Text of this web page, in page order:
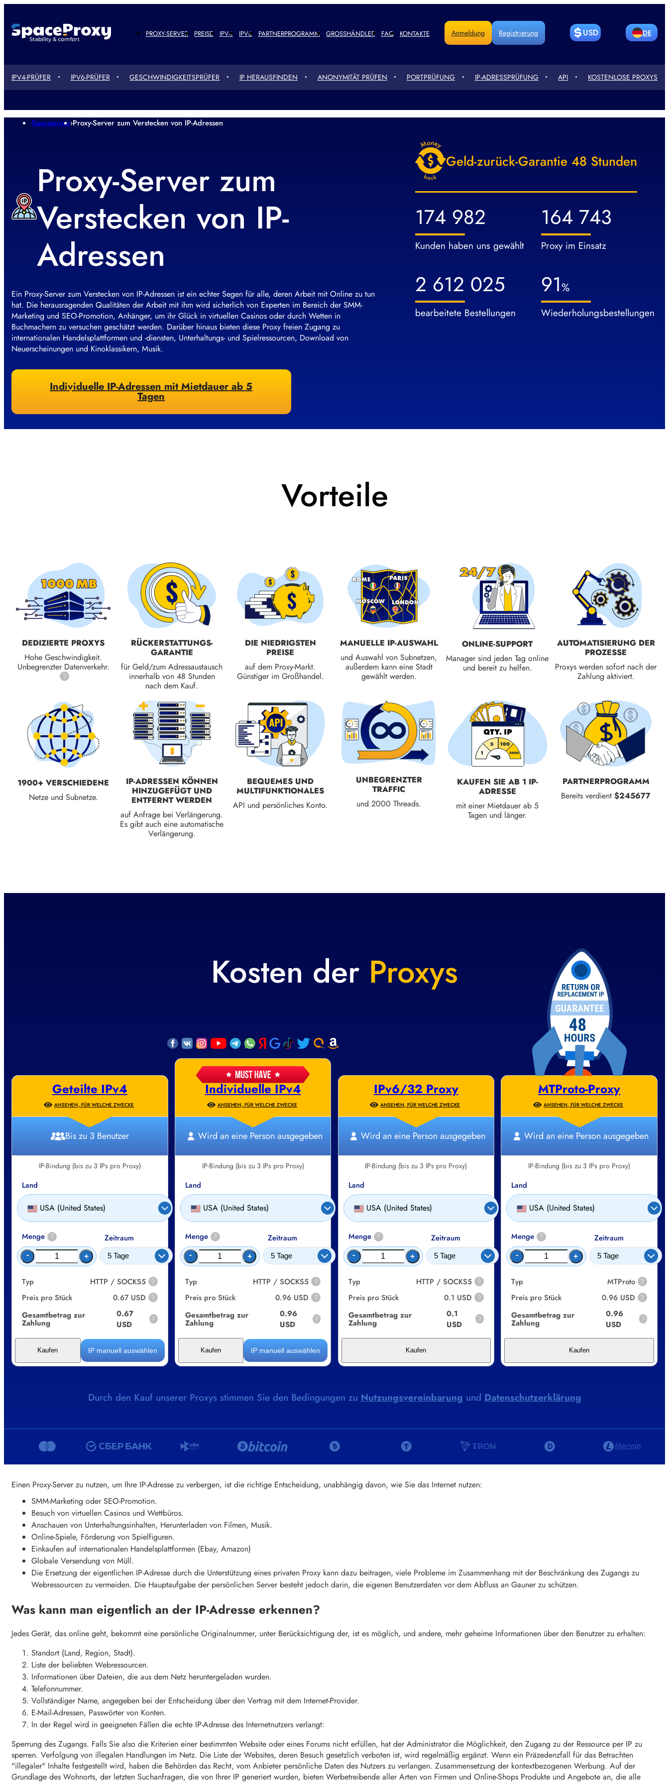
PROXY-SERVER PREISE IPV4 IPV6 PARTNERPROGRAMM GROSSHÄNDLER FAQ KONTAKTE Anmeldung Registrierung USD
ГРИВНЯ ТЕҢГЕСІ
人民币
POUND
STERLING
DE
PT UA
KZ NL
IPV4-PRÜFER IPV6-PRÜFER GESCHWINDIGKEITSPRÜFER IP HERAUSFINDEN ANONYMITÄT PRÜFEN PORTPRÜFUNG IP-ADRESSPRÜFUNG API KOSTENLOSE PROXYS
Spaceproxy›Proxy-Server zum Verstecken von IP-Adressen
Proxy-Server zum
Verstecken von IP-
Adressen
Ein Proxy-Server zum Verstecken von IP-Adressen ist ein echter Segen für alle, deren Arbeit mit Online zu tun
hat. Die herausragenden Qualitäten der Arbeit mit ihm wird sicherlich von Experten im Bereich der SMM-
Marketing und SEO-Promotion, Anhänger, um ihr Glück in virtuellen Casinos oder durch Wetten in
Buchmachern zu versuchen geschätzt werden. Darüber hinaus bieten diese Proxy freien Zugang zu
internationalen Handelsplattformen und -diensten, Unterhaltungs- und Spielressourcen, Download von
Neuerscheinungen und Kinoklassikern, Musik.
Individuelle IP-Adressen mit Mietdauer ab 5
Tagen
Geld-zurück-Garantie 48 Stunden
Kunden haben uns gewählt
174 982
Proxy im Einsatz
164 743
bearbeitete Bestellungen
2 612 025
Wiederholungsbestellungen
91%
Vorteile
DEDIZIERTE PROXYS
Hohe Geschwindigkeit.
Unbegrenzter Datenverkehr.
?
RÜCKERSTATTUNGS­
GARANTIE
für Geld/zum Adressaustausch
innerhalb von 48 Stunden
nach dem Kauf.
DIE NIEDRIGSTEN
PREISE
auf dem Proxy-Markt.
Günstiger im Großhandel.
MANUELLE IP-AUSWAHL
und Auswahl von Subnetzen,
außerdem kann eine Stadt
gewählt werden.
ONLINE-SUPPORT
Manager sind jeden Tag online
und bereit zu helfen.
AUTOMATISIERUNG DER
PROZESSE
Proxys werden sofort nach der
Zahlung aktiviert.
1900+ VERSCHIEDENE
Netze und Subnetze.
IP-ADRESSEN KÖNNEN
HINZUGEFÜGT UND
ENTFERNT WERDEN
auf Anfrage bei Verlängerung.
Es gibt auch eine automatische
Verlängerung.
BEQUEMES UND
MULTIFUNKTIONALES
API und persönliches Konto.
UNBEGRENZTER
TRAFFIC
und 2000 Threads.
KAUFEN SIE AB 1 IP-
ADRESSE
mit einer Mietdauer ab 5
Tagen und länger.
PARTNERPROGRAMM
Bereits verdient $245677
Kosten der Proxys
Individuelle IPv4
ANSEHEN, FÜR WELCHE ZWECKE
Wird an eine Person ausgegeben
IP-Bindung (bis zu 3 IPs pro Proxy)
Land
USA (United States)
Menge ?
- +
Zeitraum
Typ HTTP / SOCKS5 ?
Preis pro Stück 0.96 USD ?
Gesamtbetrag zur
Zahlung
0.96
USD
?
IP manuell auswählen
Kaufen
Geteilte IPv4
ANSEHEN, FÜR WELCHE ZWECKE
Bis zu 3 Benutzer
IP-Bindung (bis zu 3 IPs pro Proxy)
Land
USA (United States)
Menge ?
- +
Zeitraum
Typ HTTP / SOCKS5 ?
Preis pro Stück 0.67 USD ?
Gesamtbetrag zur
Zahlung
0.67
USD
?
IP manuell auswählen
Kaufen
IPv6/32 Proxy
ANSEHEN, FÜR WELCHE ZWECKE
Wird an eine Person ausgegeben
IP-Bindung (bis zu 3 IPs pro Proxy)
Land
USA (United States)
Menge ?
- +
Zeitraum
Typ HTTP / SOCKS5 ?
Preis pro Stück 0.1 USD ?
Gesamtbetrag zur
Zahlung
0.1
USD
?
Kaufen
MTProto-Proxy
ANSEHEN, FÜR WELCHE ZWECKE
Wird an eine Person ausgegeben
IP-Bindung (bis zu 3 IPs pro Proxy)
Land
USA (United States)
Menge ?
- +
Zeitraum
Typ MTProto ?
Preis pro Stück 0.96 USD ?
Gesamtbetrag zur
Zahlung
0.96
USD
?
Kaufen
Durch den Kauf unserer Proxys stimmen Sie den Bedingungen zu Nutzungsvereinbarung und Datenschutzerklärung
Einen Proxy-Server zu nutzen, um Ihre IP-Adresse zu verbergen, ist die richtige Entscheidung, unabhängig davon, wie Sie das Internet nutzen:
SMM-Marketing oder SEO-Promotion.
Besuch von virtuellen Casinos und Wettbüros.
Anschauen von Unterhaltungsinhalten, Herunterladen von Filmen, Musik.
Online-Spiele, Förderung von Spielfiguren.
Einkaufen auf internationalen Handelsplattformen (Ebay, Amazon)
Globale Versendung von Müll.
Die Ersetzung der eigentlichen IP-Adresse durch die Unterstützung eines privaten Proxy kann dazu beitragen, viele Probleme im Zusammenhang mit der Beschränkung des Zugangs zu
Webressourcen zu vermeiden. Die Hauptaufgabe der persönlichen Server besteht jedoch darin, die eigenen Benutzerdaten vor dem Abfluss an Gauner zu schützen.
Was kann man eigentlich an der IP-Adresse erkennen?
Jedes Gerät, das online geht, bekommt eine persönliche Originalnummer, unter Berücksichtigung der, ist es möglich, und andere, mehr geheime Informationen über den Benutzer zu erhalten:
Standort (Land, Region, Stadt).
Liste der beliebten Webressourcen.
Informationen über Dateien, die aus dem Netz heruntergeladen wurden.
Telefonnummer.
Vollständiger Name, angegeben bei der Entscheidung über den Vertrag mit dem Internet-Provider.
E-Mail-Adressen, Passwörter von Konten.
In der Regel wird in geeigneten Fällen die echte IP-Adresse des Internetnutzers verlangt:
Sperrung des Zugangs. Falls Sie also die Kriterien einer bestimmten Website oder eines Forums nicht erfüllen, hat der Administrator die Möglichkeit, den Zugang zu der Ressource per IP zu
sperren. Verfolgung von illegalen Handlungen im Netz. Die Liste der Websites, deren Besuch gesetzlich verboten ist, wird regelmäßig ergänzt. Wenn ein Präzedenzfall für das Betrachten
"illegaler" Inhalte festgestellt wird, haben die Behörden das Recht, vom Anbieter persönliche Daten des Nutzers zu verlangen. Zusammensetzung der kontextbezogenen Werbung. Auf der
Grundlage des Wohnorts, der letzten Suchanfragen, die von Ihrer IP generiert wurden, bieten Werbetreibende aller Arten von Firmen und Online-Shops Produkte und Angebote an, die alle